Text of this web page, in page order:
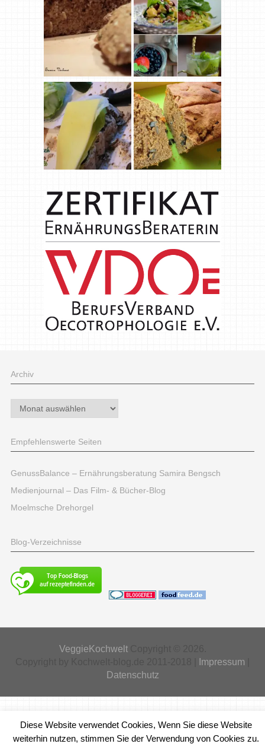
Archiv
Archiv
Empfehlenswerte Seiten
GenussBalance – Ernährungsberatung Samira Bengsch
Medienjournal – Das Film- & Bücher-Blog
Moelmsche Drehorgel
Blog-Verzeichnisse
VeggieKochweltCopyright © 2026.
Impressum
Datenschutz
Diese Website verwendet Cookies, Wenn Sie diese Website
weiterhin nutzen, stimmen Sie der Verwendung von Cookies zu.